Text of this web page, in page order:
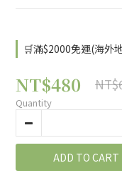
🛒滿$2000免運(海外
NT$480
Quantity
ADD TO CART